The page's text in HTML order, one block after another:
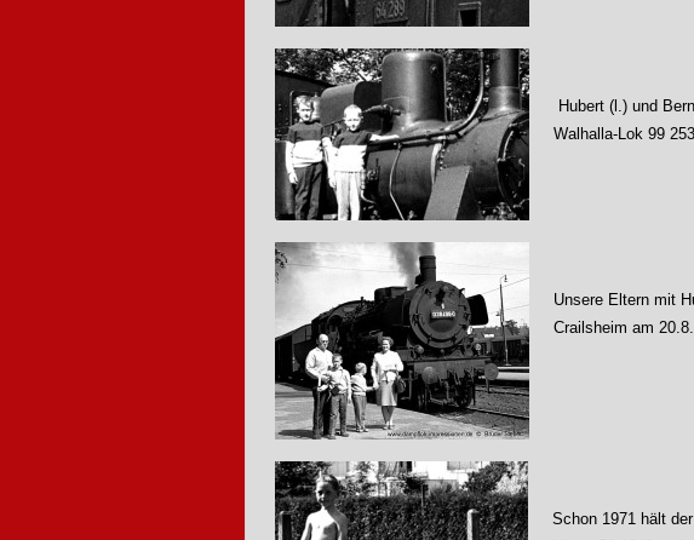
Hubert (l.) und
Walhalla-Lok 99
Unsere Eltern mit
Crailsheim am
Schon 1971 hält